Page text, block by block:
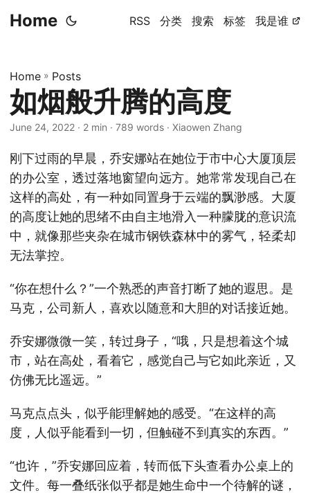
Home RSS 分类 搜索 标签 我是谁
Home » Posts
如烟般升腾的高度
June 24, 2022 · 2 min · 789 words · Xiaowen Zhang
刚下过雨的早晨，乔安娜站在她位于市中心大厦顶层
的办公室，透过落地窗望向远方。她常常发现自己在
这样的高处，有一种如同置身于云端的飘渺感。大厦
的高度让她的思绪不由自主地滑入一种朦胧的意识流
中，就像那些夹杂在城市钢铁森林中的雾气，轻柔却
无法掌控。
“你在想什么？”一个熟悉的声音打断了她的遐思。是
马克，公司新人，喜欢以随意和大胆的对话接近她。
乔安娜微微一笑，转过身子，“哦，只是想着这个城
市，站在高处，看着它，感觉自己与它如此亲近，又
仿佛无比遥远。”
马克点点头，似乎能理解她的感受。“在这样的高
度，人似乎能看到一切，但触碰不到真实的东西。”
“也许，”乔安娜回应着，转而低下头查看办公桌上的
文件。每一叠纸张似乎都是她生命中一个待解的谜，